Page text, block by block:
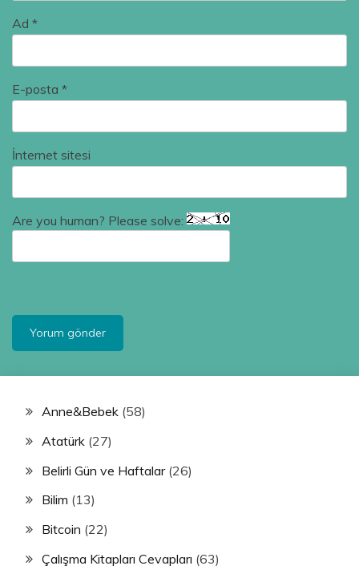
Ad *
E-posta *
İnternet sitesi
Are you human? Please solve:
Anne&Bebek (58)
Atatürk (27)
Belirli Gün ve Haftalar(26)
Bilim (13)
Bitcoin (22)
Çalışma Kitapları Cevapları (63)